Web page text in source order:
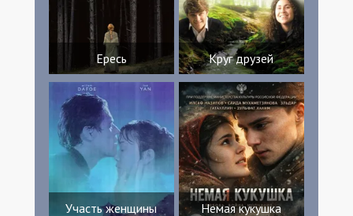
Ересь Круг друзей
Участь женщины Немая кукушка